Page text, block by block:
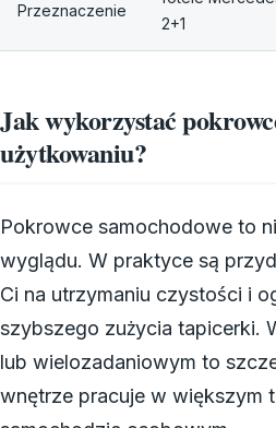
Przeznaczenie
2+1
Jak wykorzystać
użytkowaniu?
Pokrowce samochodowe to
wyglądu. W praktyce są
Ci na utrzymaniu czystości i
szybszego zużycia tapicerki.
lub wielozadaniowym to
wnętrze pracuje w większym